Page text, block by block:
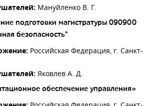
Мануйленко В. Г.
подготовки магистратуры 090900
безопасность"
Российская Федерация, г. Санкт-
Яковлев А. Д.
обеспечение управления»